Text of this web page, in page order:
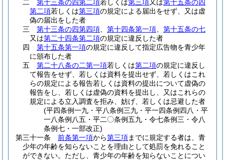
二
第十三条の四第二項若しくは第三項又は第十五条の四
第二項若しくは第三項の規定による届出をせず、又は虚
偽の届出をした者
三
第十三条の四第四項 第十四条第一項
第十五条の七
又は第二十四条第二項の規定に違反した者
四
第十五条第一項の規定に違反して指定広告物を青少年
に頒布した者
五
第二十八条の二第一項若しくは第二項の規定に違反し
て報告をせず、若しくは資料を提出せず、若しくはこれ
らの規定による報告若しくは資料の提出について虚偽の
報告をし、若しくは虚偽の資料を提出し、又はこれらの
規定による立入調査を拒み、妨げ、若しくは忌避した者
(平四条例一九・平八条例三九・平一四条例四八・平
一八条例八五・平二〇条例五九・令七条例三・令八
条例七・一部改正)
第三十一条
前条第一項から第三項までに規定する者は、青
少年の年齢を知らないことを理由として処罰を免れること
ができない。 ただし、青少年の年齢を知らないことについ